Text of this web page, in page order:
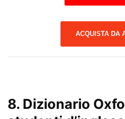
ACQUISTA DA
8. Dizionario